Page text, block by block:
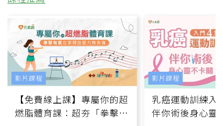
【免費線上課】專屬你的超
燃脂體育課：超夯「拳擊有
影片課程
乳癌運動訓練入
伴你術後身心靈
影片課程